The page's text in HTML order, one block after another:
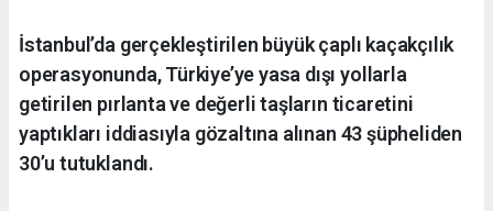
İstanbul’da gerçekleştirilen büyük çaplı kaçakçılık
operasyonunda, Türkiye’ye yasa dışı yollarla
getirilen pırlanta ve değerli taşların ticaretini
yaptıkları iddiasıyla gözaltına alınan 43 şüpheliden
30’u tutuklandı.